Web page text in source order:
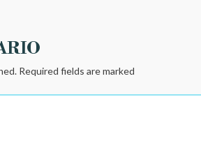
Required fields are marked